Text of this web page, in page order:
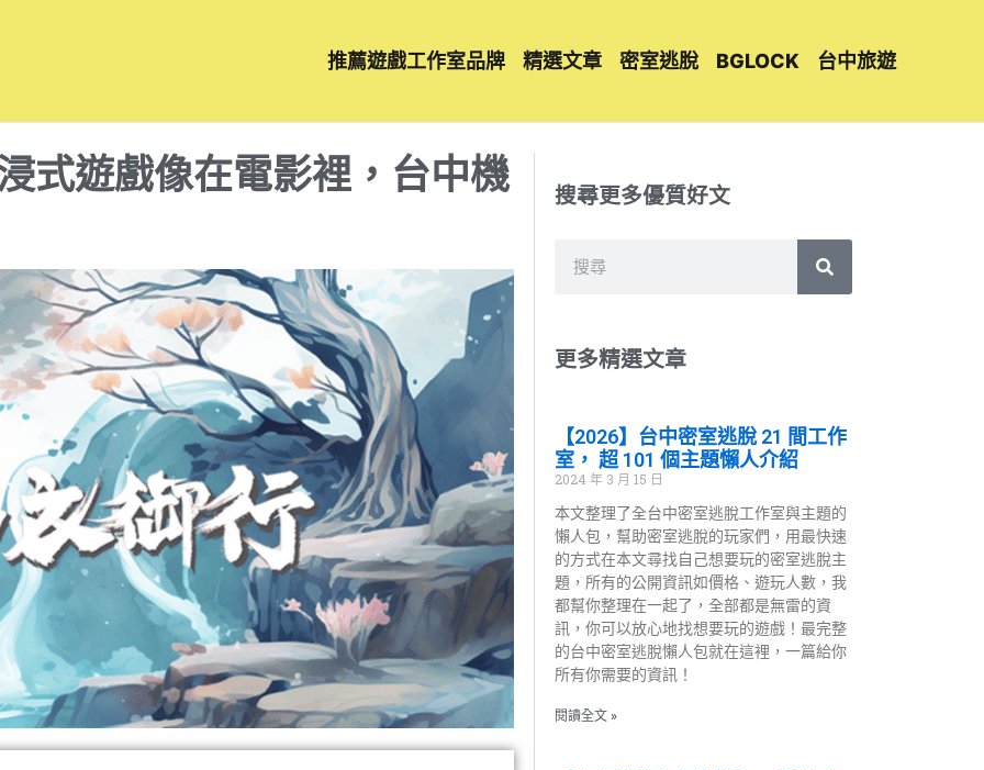
推薦遊戲工作室品牌 精選文章 密室逃脫 BGLOCK 台中旅遊
式遊戲像在電影裡，台中機 搜尋更多優質好文
搜
尋
更多精選文章
【2026】台中密室逃脫 21 間工作
室， 超 101 個主題懶人介紹
2024 年 3 月 15 日
本文整理了全台中密室逃脫工作室與主題的
懶人包，幫助密室逃脫的玩家們，用最快速
的方式在本文尋找自己想要玩的密室逃脫主
題，所有的公開資訊如價格、遊玩人數，我
都幫你整理在一起了，全部都是無雷的資
訊，你可以放心地找想要玩的遊戲！最完整
的台中密室逃脫懶人包就在這裡，一篇給你
所有你需要的資訊！
閱讀全文 »